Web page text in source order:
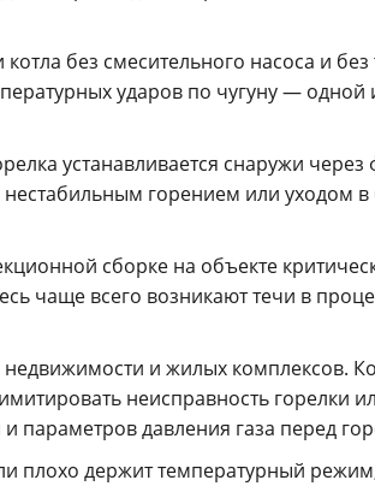
без смесительного насоса и
ударов по чугуну — одной
устанавливается снаружи
горением или уходом в
сборке на объекте
чаще всего возникают течи в
и жилых комплексов.
неисправность горелки
параметров давления газа перед
плохо держит температурный